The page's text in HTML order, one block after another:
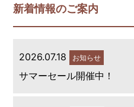
新着情報のご案内
2026.07.18 お知らせ
サマーセール開催中！